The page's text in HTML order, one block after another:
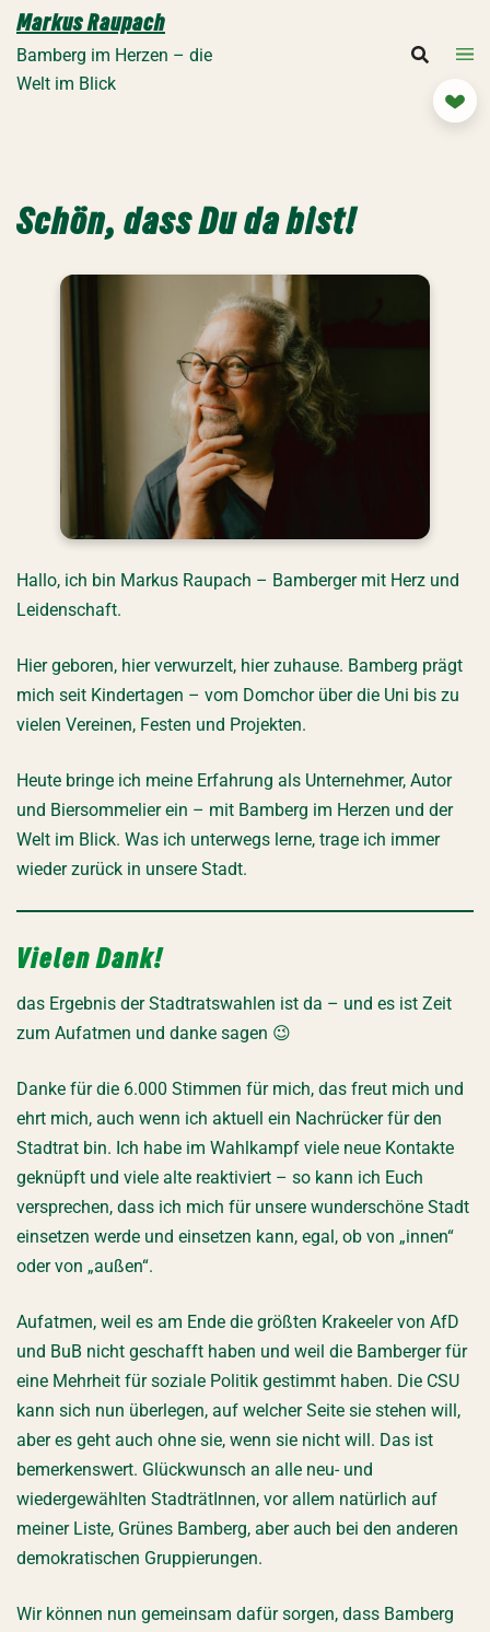
Zum
Inhalt
Markus Raupach
Bamberg im Herzen – die
Welt im Blick
Schön, dass Du da bist!
Hallo, ich bin Markus Raupach – Bamberger mit Herz und
Leidenschaft.
Hier geboren, hier verwurzelt, hier zuhause. Bamberg prägt
mich seit Kindertagen – vom Domchor über die Uni bis zu
vielen Vereinen, Festen und Projekten.
Heute bringe ich meine Erfahrung als Unternehmer, Autor
und Biersommelier ein – mit Bamberg im Herzen und der
Welt im Blick. Was ich unterwegs lerne, trage ich immer
wieder zurück in unsere Stadt.
Vielen Dank!
das Ergebnis der Stadtratswahlen ist da – und es ist Zeit
zum Aufatmen und danke sagen 😉
Danke für die 6.000 Stimmen für mich, das freut mich und
ehrt mich, auch wenn ich aktuell ein Nachrücker für den
Stadtrat bin. Ich habe im Wahlkampf viele neue Kontakte
geknüpft und viele alte reaktiviert – so kann ich Euch
versprechen, dass ich mich für unsere wunderschöne Stadt
einsetzen werde und einsetzen kann, egal, ob von „innen“
oder von „außen“.
Aufatmen, weil es am Ende die größten Krakeeler von AfD
und BuB nicht geschafft haben und weil die Bamberger für
eine Mehrheit für soziale Politik gestimmt haben. Die CSU
kann sich nun überlegen, auf welcher Seite sie stehen will,
aber es geht auch ohne sie, wenn sie nicht will. Das ist
bemerkenswert. Glückwunsch an alle neu- und
wiedergewählten StadträtInnen, vor allem natürlich auf
meiner Liste, Grünes Bamberg, aber auch bei den anderen
demokratischen Gruppierungen.
Wir können nun gemeinsam dafür sorgen, dass Bamberg